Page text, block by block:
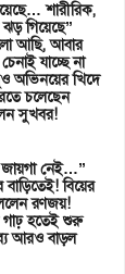
শারীরিক,
গিয়েছে”
আছি, আবার
যাচ্ছে না
অভিনয়ের খিদে
চলেছেন
সুখবর!
নেই…”
বাড়িতেই! বিয়ের
রণজয়!
গাঢ় হতেই শুরু
আরও বাড়ল